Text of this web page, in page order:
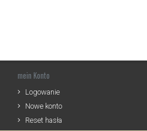
mein Konto
Logowanie
Nowe konto
Reset hasła